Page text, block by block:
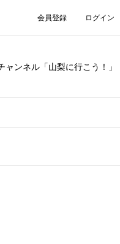
会員登録 ログイン
ャンネル「山梨に行こう！」